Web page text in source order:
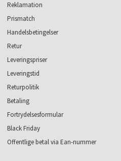
Reklamation
Prismatch
Handelsbetingelser
Retur
Leveringspriser
Leveringstid
Returpolitik
Betaling
Fortrydelsesformular
Black Friday
Offentlige betal via Ean-nummer